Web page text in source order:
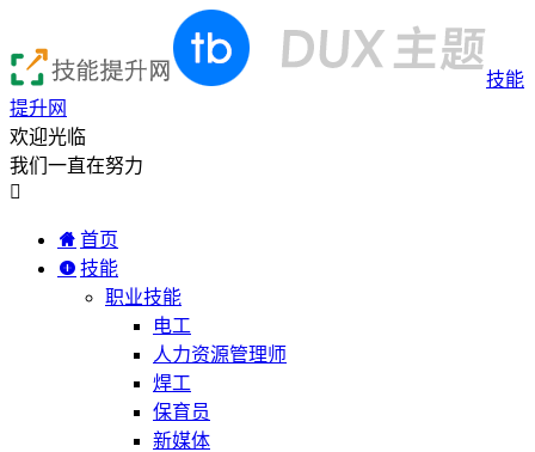
技能
提升网
欢迎光临
我们一直在努力

首页
技能
职业技能
电工
人力资源管理师
焊工
保育员
新媒体